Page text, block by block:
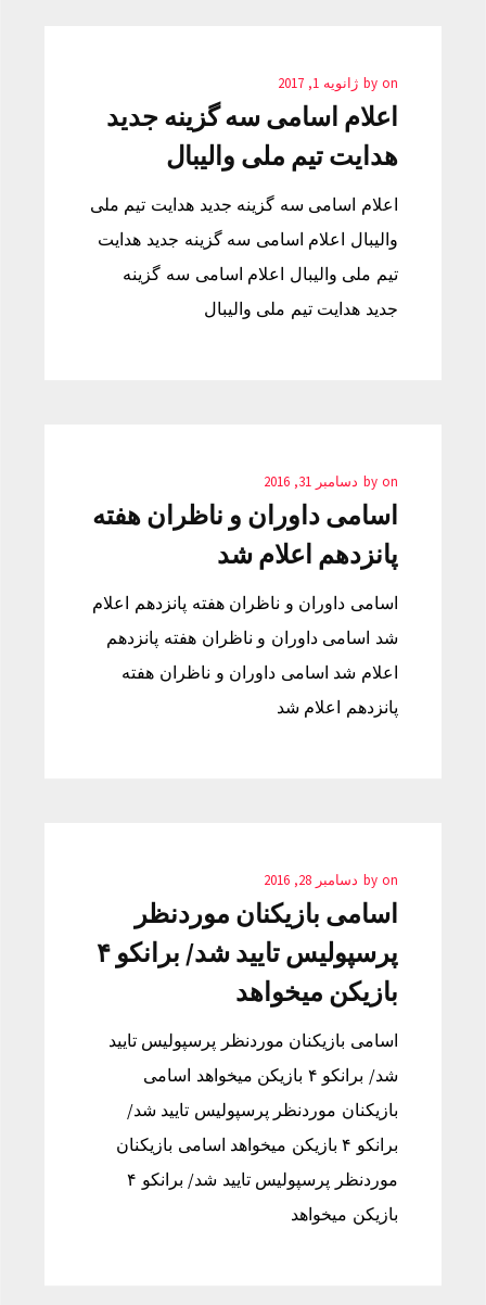
by on ژانویه 1, 2017
اعلام اسامی سه گزینه جدید
هدایت تیم ملی والیبال
اعلام اسامی سه گزینه جدید هدایت تیم ملی
والیبال اعلام اسامی سه گزینه جدید هدایت
تیم ملی والیبال اعلام اسامی سه گزینه
جدید هدایت تیم ملی والیبال
by on دسامبر 31, 2016
اسامی داوران و ناظران هفته
پانزدهم اعلام شد
اسامی داوران و ناظران هفته پانزدهم اعلام
شد اسامی داوران و ناظران هفته پانزدهم
اعلام شد اسامی داوران و ناظران هفته
پانزدهم اعلام شد
by on دسامبر 28, 2016
اسامی بازیکنان موردنظر
پرسپولیس تایید شد/ برانکو ۴
بازیکن میخواهد
اسامی بازیکنان موردنظر پرسپولیس تایید
شد/ برانکو ۴ بازیکن میخواهد اسامی
بازیکنان موردنظر پرسپولیس تایید شد/
برانکو ۴ بازیکن میخواهد اسامی بازیکنان
موردنظر پرسپولیس تایید شد/ برانکو ۴
بازیکن میخواهد